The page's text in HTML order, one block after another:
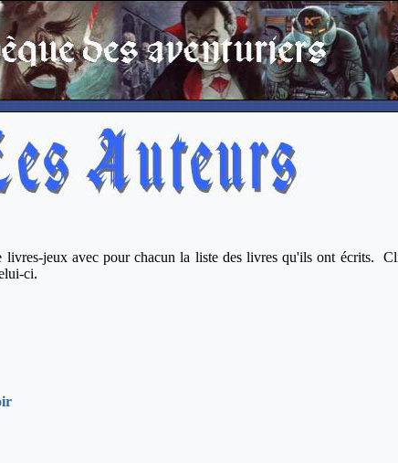
livres-jeux avec pour chacun la liste des livres qu'ils ont écrits.
ci.